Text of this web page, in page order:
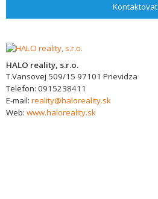
Kontaktovat
HALO reality, s.r.o.
T.Vansovej 509/15 97101 Prievidza
Telefon: 0915238411
E-mail: reality@haloreality.sk
Web: www.haloreality.sk